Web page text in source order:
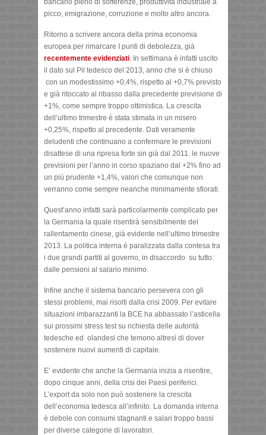
picco, emigrazione, corruzione e molto altro ancora.
Ritorno a scrivere ancora della prima economia
europea per rimarcare I punti di debolezza, già
recentemente evidenziati . In settimana è infatti uscito
il dato sul Pil tedesco del 2013, anno che si è chiuso
con un modestissimo +0,4%, rispetto al +0,7% previsto
e già ritoccato al ribasso dalla precedente previsione di
+1%, come sempre troppo ottimistica. La crescita
dell’ultimo trimestre è stata stimata in un misero
+0,25%, rispetto al precedente. Dati veramente
deludenti che continuano a confermare le previsioni
disattese di una ripresa forte sin già dal 2011. le nuove
previsioni per l’anno in corso spaziano dal +2% fino ad
un più prudente +1,4%, valori che comunque non
verranno come sempre neanche minimamente sfiorati.
Quest’anno infatti sarà particolarmente complicato per
la Germania la quale risentirà sensibilmente del
rallentamento cinese, già evidente nell’ultimo trimestre
2013. La politica interna è paralizzata dalla contesa tra
i due grandi partiti al governo, in disaccordo su tutto:
dalle pensioni al salario minimo.
Infine anche il sistema bancario persevera con gli
stessi problemi, mai risolti dalla crisi 2009. Per evitare
situazioni imbarazzanti la BCE ha abbassato l’asticella
sui prossimi stress test su richiesta delle autorità
tedesche ed olandesi che temono altresì di dover
sostenere nuovi aumenti di capitale.
E’ evidente che anche la Germania inizia a risentire,
dopo cinque anni, della crisi dei Paesi periferici.
L’export da solo non può sostenere la crescita
dell’economia tedesca all’infinito. La domanda interna
è debole con consumi stagnanti e salari troppo bassi
per diverse categorie di lavoratori.